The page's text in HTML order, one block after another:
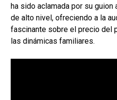
ha sido aclamada por su
de alto nivel, ofreciendo a la
fascinante sobre el precio del
las dinámicas familiares.